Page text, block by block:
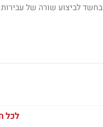
לביצוע שורה של
לכל